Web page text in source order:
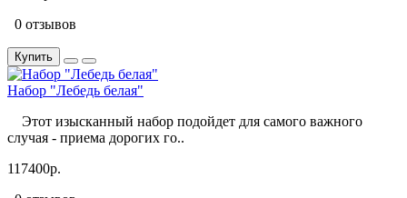
0 отзывов
Купить
Набор "Лебедь белая"
Этот изысканный набор подойдет для самого важного
случая - приема дорогих го..
117400р.